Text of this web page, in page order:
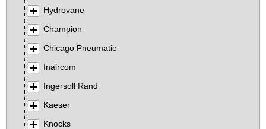
Hydrovane
Champion
Chicago Pneumatic
Inaircom
Ingersoll Rand
Kaeser
Knocks